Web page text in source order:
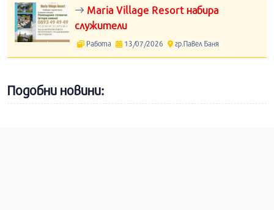
Maria Village Resort набира
служители
Работа 13/07/2026 гр.Павел Баня
Подобни новини: